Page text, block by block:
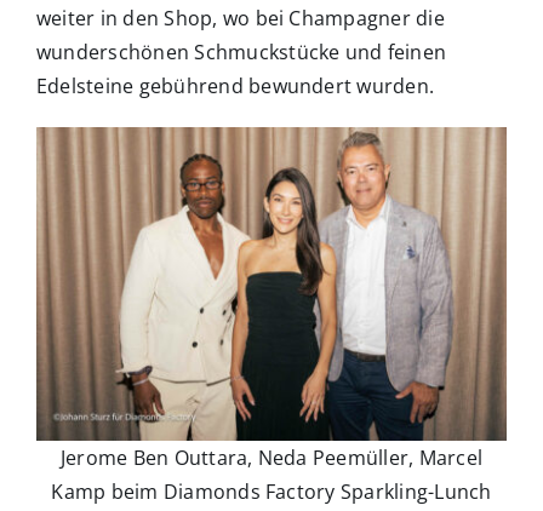
weiter in den Shop, wo bei Champagner die
wunderschönen Schmuckstücke und feinen
Edelsteine gebührend bewundert wurden.
Jerome Ben Outtara, Neda Peemüller, Marcel
Kamp beim Diamonds Factory Sparkling-Lunch